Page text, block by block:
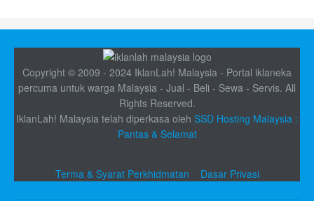
Copyright © 2009 - 2024 IklanLah! Malaysia - Portal iklaneka
percuma untuk warga Malaysia - Jual - Beli - Sewa - Servis. All
Rights Reserved.
IklanLah! Malaysia telah diperkasa oleh SSD Hosting Malaysia :
Pantas & Selamat
Terma & Syarat Perkhidmatan Dasar Privasi